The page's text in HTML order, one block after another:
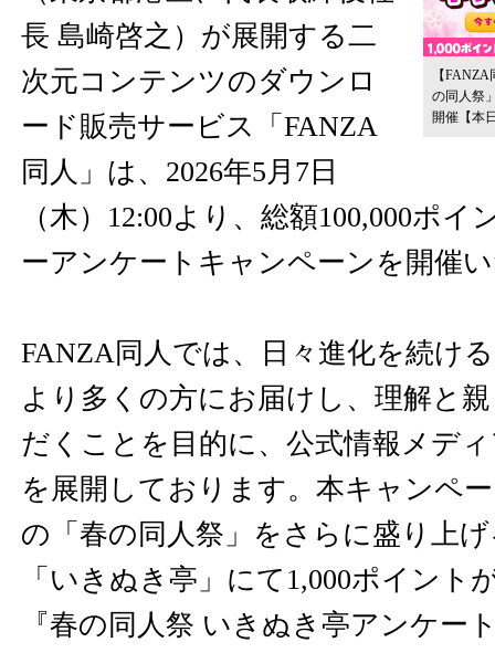
【
の同人祭
開催【本
長 島崎啓之）が展開する二
次元コンテンツのダウンロ
ード販売サービス「FANZA
同人」は、2026年5月7日
（木）12:00より、総額100,000ポ
ーアンケートキャンペーンを開催
FANZA同人では、日々進化を続け
より多くの方にお届けし、理解と
だくことを目的に、公式情報メデ
を展開しております。本キャンペ
の「春の同人祭」をさらに盛り上
「いきぬき亭」にて1,000ポイント
『春の同人祭 いきぬき亭アンケー